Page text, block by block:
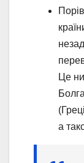
Це
а